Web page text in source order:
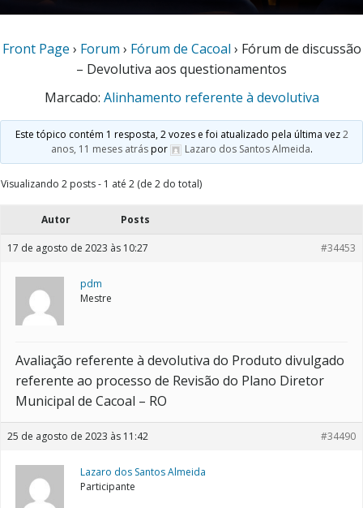
Front Page › Forum › Fórum de Cacoal › Fórum de discussão
– Devolutiva aos questionamentos
Marcado: Alinhamento referente à devolutiva
Este tópico contém 1 resposta, 2 vozes e foi atualizado pela última vez2
anos, 11 meses atráspor Lazaro dos Santos Almeida.
Visualizando 2 posts - 1 até 2 (de 2 do total)
Autor Posts
17 de agosto de 2023 às 10:27 #34453
pdm
Mestre
Avaliação referente à devolutiva do Produto divulgado
referente ao processo de Revisão do Plano Diretor
Municipal de Cacoal – RO
25 de agosto de 2023 às 11:42 #34490
Lazaro dos Santos Almeida
Participante